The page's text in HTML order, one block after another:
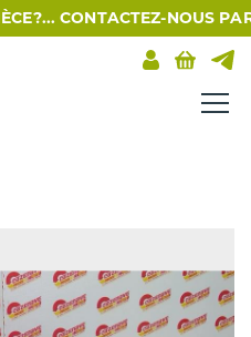
CONTACTEZ-NOUS